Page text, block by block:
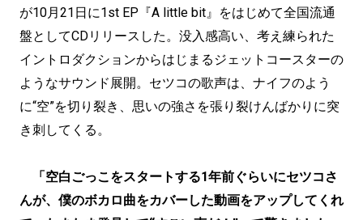
が10月21日に1st EP『A little bit』をはじめて全国流通
盤としてCDリリースした。没入感高い、考え練られた
イントロダクションからはじまるジェットコースターの
ようなサウンド展開。セツコの歌声は、ナイフのよう
に“空”を切り裂き、思いの強さを張り裂けんばかりに突
き刺してくる。
「空白ごっこをスタートする1年前ぐらいにセツコさ
んが、僕のボカロ曲をカバーした動画をアップしてくれ